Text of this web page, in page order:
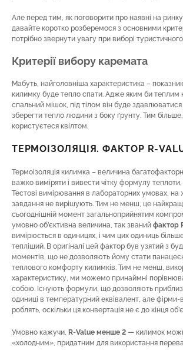
Але перед тим, як поговорити про наявні на
давайте коротко розберемося з основними
потрібно звернути увагу при виборі
Критерії вибору каремата
Мабуть, найголовніша характеристика –
килимку буде тепло спати. Адже яким би теплим
спальний мішок, під тілом він буде
зберегти тепло людини з боку ґрунту. Тим
користуєтеся квілтом.
ТЕРМОІЗОЛЯЦІЯ. ФАКТОР R-
Термоізоляція килимка – величина
важко виміряти і вивести чітку формулу
Тестові вимірювання в лабораторних умовах, на
завдання не вирішують. Тим не менш, це
сьогоднішній момент загальноприйнятим
умовно об’єктивна величина, так званий фактор
вимірюється в одиницях, і чим цих одиниць
тепліший. В оригіналі цей фактор був узятий з
моментів, що не дозволяють йому стати
теплового комфорту килимків. Тим не менш,
характеристику, ми можемо принаймні
собою. Існують формули, що дозволяють
одиниці в температурний еквівалент, але фірми-
роблять, оскільки ця конвертація не є до кінця
Умовно кажучи, R-Value менше 2 — килимок
«холодним», придатним для використання